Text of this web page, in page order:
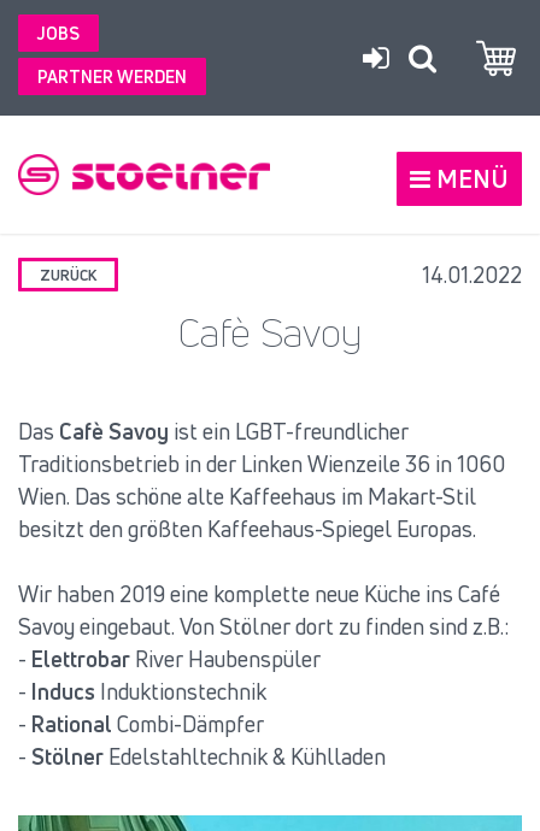
JOBS
PARTNER WERDEN
MENÜ
ZURÜCK 14.01.2022
Cafè Savoy
Das Cafè Savoy ist ein LGBT-freundlicher
Traditionsbetrieb in der Linken Wienzeile 36 in 1060
Wien. Das schöne alte Kaffeehaus im Makart-Stil
besitzt den größten Kaffeehaus-Spiegel Europas.
Wir haben 2019 eine komplette neue Küche ins Café
Savoy eingebaut. Von Stölner dort zu finden sind z.B.:
- Elettrobar River Haubenspüler
- Inducs Induktionstechnik
- Rational Combi-Dämpfer
- Stölner Edelstahltechnik & Kühlladen